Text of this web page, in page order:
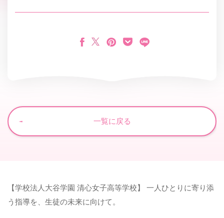
一覧に戻る
【学校法人大谷学園 清心女子高等学校】 一人ひとりに寄り添
う指導を、生徒の未来に向けて。